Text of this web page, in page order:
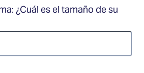
¿Cuál es el tamaño de su